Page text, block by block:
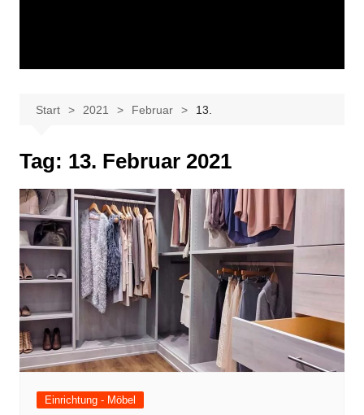
Start 2021 Februar 13.
Tag: 13. Februar 2021
Einrichtung - Möbel